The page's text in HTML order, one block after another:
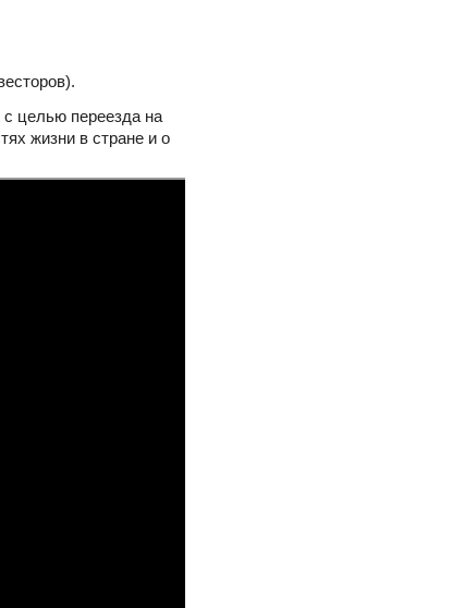
целью переезда на
жизни в стране и о